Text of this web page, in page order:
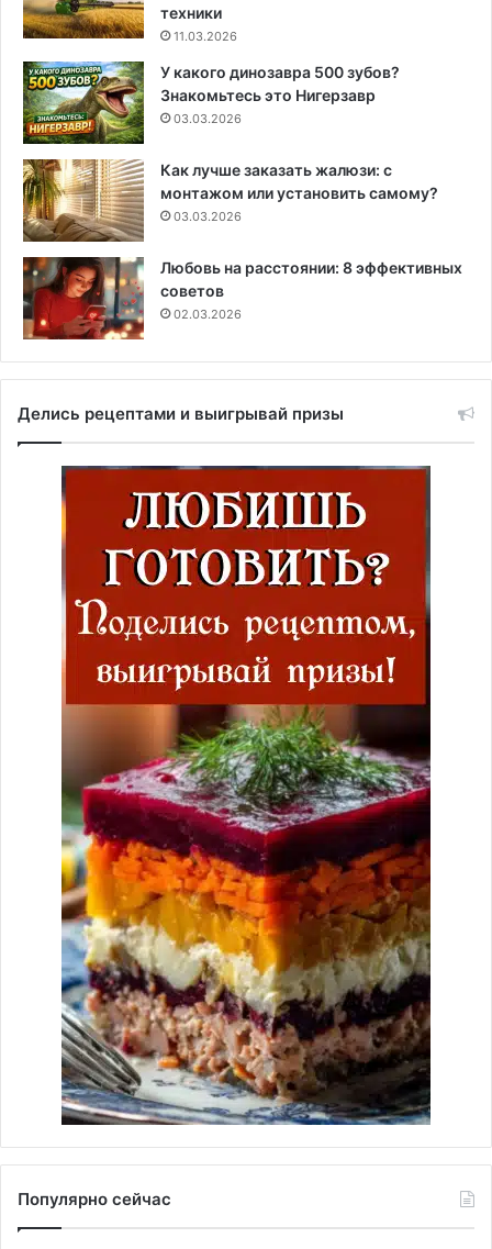
техники
11.03.2026
У какого динозавра 500 зубов?
Знакомьтесь это Нигерзавр
03.03.2026
Как лучше заказать жалюзи: с
монтажом или установить самому?
03.03.2026
Любовь на расстоянии: 8 эффективных
советов
02.03.2026
Делись рецептами и выигрывай призы
Популярно сейчас